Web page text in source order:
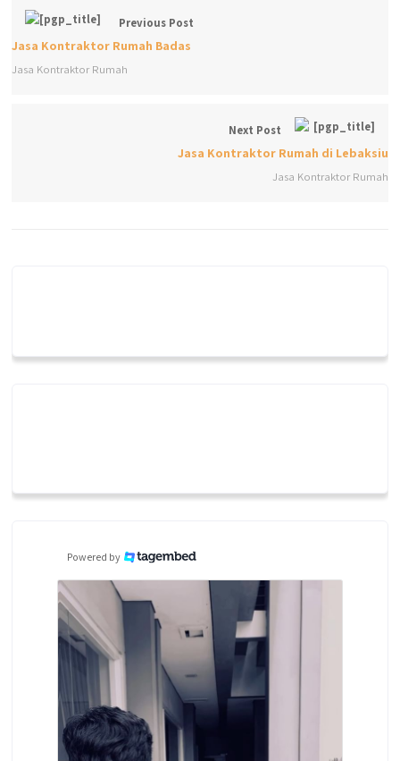
Previous Post
Jasa Kontraktor Rumah Badas
Jasa Kontraktor Rumah
Next Post
Jasa Kontraktor Rumah di Lebaksiu
Jasa Kontraktor Rumah
Powered by